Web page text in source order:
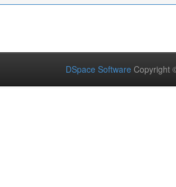
DSpace Software Copyright